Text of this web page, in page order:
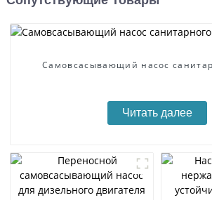
Самовсасывающий насос
Читать далее